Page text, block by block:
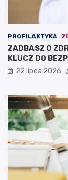
PROFILAKTYKA
ZADBASZ O
KLUCZ DO
22 lipca 2026